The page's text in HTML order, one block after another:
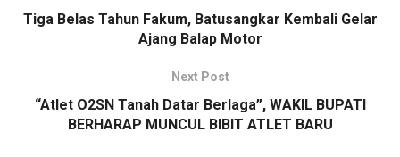
Tiga Belas Tahun Fakum, Batusangkar Kembali Gelar
Ajang Balap Motor
Next Post
“Atlet O2SN Tanah Datar Berlaga”, WAKIL BUPATI
BERHARAP MUNCUL BIBIT ATLET BARU